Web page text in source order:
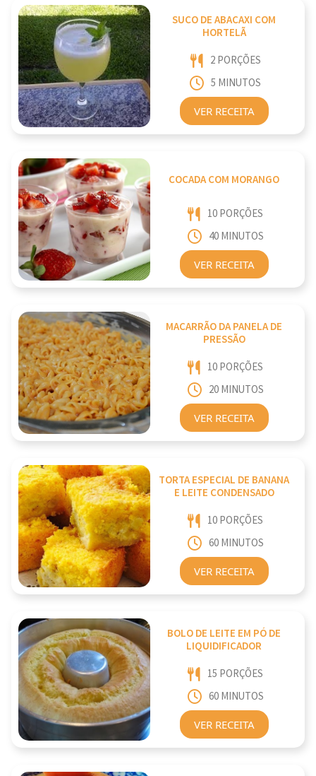
SUCO DE ABACAXI COM
HORTELÃ
2 PORÇÕES
5 MINUTOS
VER RECEITA
COCADA COM MORANGO
10 PORÇÕES
40 MINUTOS
VER RECEITA
MACARRÃO DA PANELA DE
PRESSÃO
10 PORÇÕES
20 MINUTOS
VER RECEITA
TORTA ESPECIAL DE BANANA
E LEITE CONDENSADO
10 PORÇÕES
60 MINUTOS
VER RECEITA
BOLO DE LEITE EM PÓ DE
LIQUIDIFICADOR
15 PORÇÕES
60 MINUTOS
VER RECEITA